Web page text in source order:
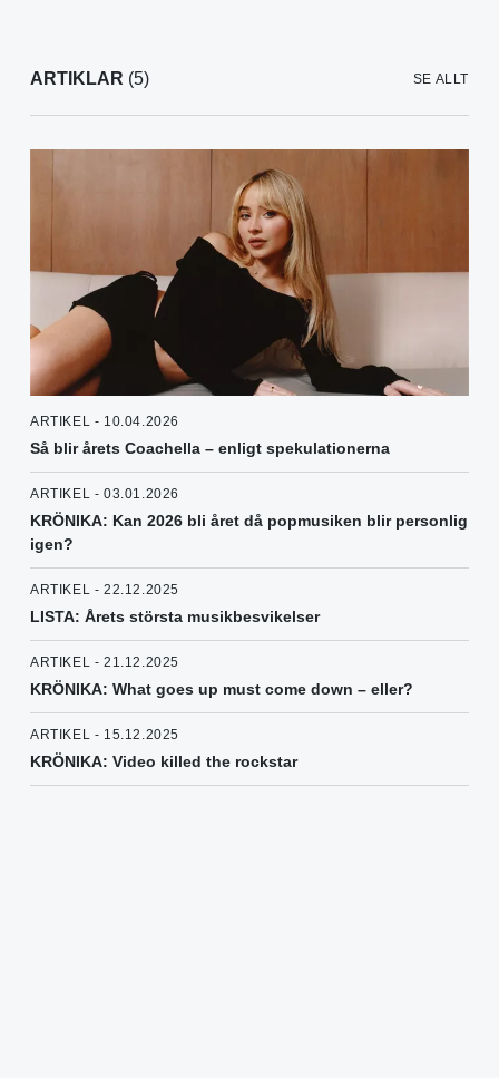
ARTIKLAR (5) SE ALLT
ARTIKEL - 10.04.2026
Så blir årets Coachella – enligt spekulationerna
ARTIKEL - 03.01.2026
KRÖNIKA: Kan 2026 bli året då popmusiken blir personlig
igen?
ARTIKEL - 22.12.2025
LISTA: Årets största musikbesvikelser
ARTIKEL - 21.12.2025
KRÖNIKA: What goes up must come down – eller?
ARTIKEL - 15.12.2025
KRÖNIKA: Video killed the rockstar